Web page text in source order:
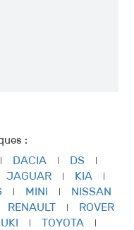
:
DACIA
DS
JAGUAR
KIA
MINI
NISSAN
RENAULT
ROVER
TOYOTA